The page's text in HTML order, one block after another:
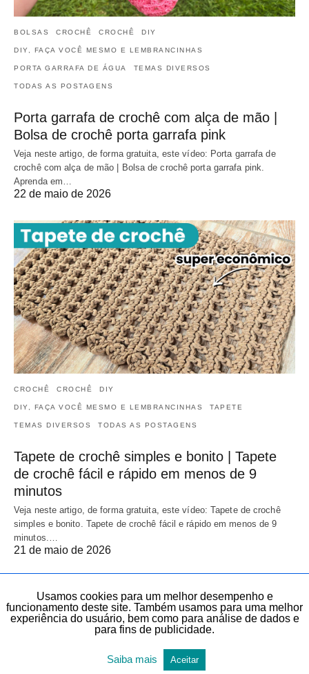
BOLSAS CROCHÊ CROCHÊ DIY
DIY, FAÇA VOCÊ MESMO E LEMBRANCINHAS
PORTA GARRAFA DE ÁGUA TEMAS DIVERSOS
TODAS AS POSTAGENS
Porta garrafa de crochê com alça de mão |
Bolsa de crochê porta garrafa pink
Veja neste artigo, de forma gratuita, este vídeo: Porta garrafa de
crochê com alça de mão | Bolsa de crochê porta garrafa pink.
Aprenda em…
22 de maio de 2026
CROCHÊ CROCHÊ DIY
DIY, FAÇA VOCÊ MESMO E LEMBRANCINHAS TAPETE
TEMAS DIVERSOS TODAS AS POSTAGENS
Tapete de crochê simples e bonito | Tapete
de crochê fácil e rápido em menos de 9
minutos
Veja neste artigo, de forma gratuita, este vídeo: Tapete de crochê
simples e bonito. Tapete de crochê fácil e rápido em menos de 9
minutos.…
21 de maio de 2026
Usamos cookies para um melhor desempenho e
funcionamento deste site. Também usamos para uma melhor
experiência do usuário, bem como para análise de dados e
para fins de publicidade.
Saiba mais Aceitar